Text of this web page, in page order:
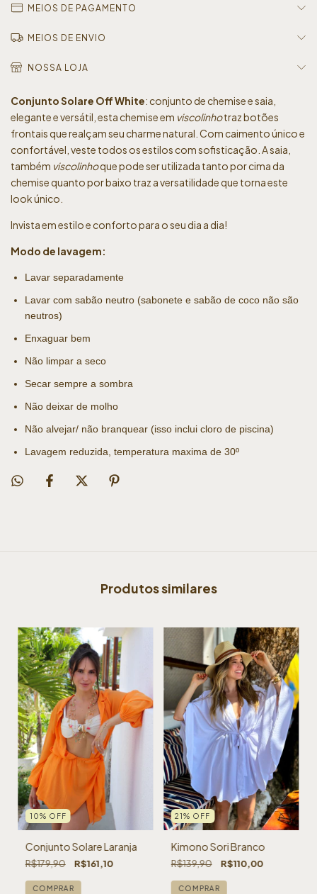
MEIOS DE PAGAMENTO
MEIOS DE ENVIO
NOSSA LOJA
Conjunto Solare Off White: conjunto de chemise e saia,
elegante e versátil, esta chemise em viscolinhotraz botões
frontais que realçam seu charme natural. Com caimento único e
confortável, veste todos os estilos com sofisticação. A saia,
também viscolinhoque pode ser utilizada tanto por cima da
chemise quanto por baixo traz a versatilidade que torna este
look único.
Invista em estilo e conforto para o seu dia a dia!
Modo de lavagem:
Lavar separadamente
Lavar com sabão neutro (sabonete e sabão de coco não são
neutros)
Enxaguar bem
Não limpar a seco
Secar sempre a sombra
Não deixar de molho
Não alvejar/ não branquear (isso inclui cloro de piscina)
Lavagem reduzida, temperatura maxima de 30º
Produtos similares
10% OFF
Conjunto Solare Laranja
R$179,90 R$161,10
COMPRAR
21% OFF
Kimono Sori Branco
R$139,90 R$110,00
COMPRAR